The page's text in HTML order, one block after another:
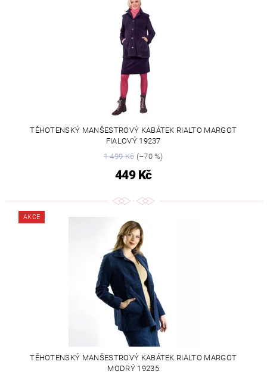
TĚHOTENSKÝ MANŠESTROVÝ KABÁTEK RIALTO MARGOT
FIALOVÝ 19237
1 499 Kč(–70 %)
449 Kč
AKCE
TĚHOTENSKÝ MANŠESTROVÝ KABÁTEK RIALTO MARGOT
MODRÝ 19235